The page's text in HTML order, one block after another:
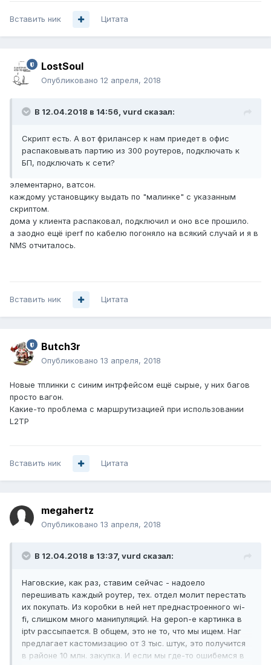
Вставить ник Цитата
LostSoul
Опубликовано 12 апреля, 2018
В 12.04.2018 в 14:56, vurd сказал:
Скрипт есть. А вот фрилансер к нам приедет в офис
распаковывать партию из 300 роутеров, подключать к
БП, подключать к сети?
элементарно, ватсон.
каждому установщику выдать по "малинке" с указанным
скриптом.
дома у клиента распаковал, подключил и оно все прошило.
а заодно ещё iperf по кабелю погоняло на всякий случай и я в
NMS отчиталось.
Вставить ник Цитата
Butch3r
Опубликовано 13 апреля, 2018
Новые тплинки с синим интрфейсом ещё сырые, у них багов
просто вагон.
Какие-то проблема с маршрутизацией при использовании
L2TP
Вставить ник Цитата
megahertz
Опубликовано 13 апреля, 2018
В 12.04.2018 в 13:37, vurd сказал:
Наговские, как раз, ставим сейчас - надоело
перешивать каждый роутер, тех. отдел молит перестать
их покупать. Из коробки в ней нет преднастроенного wi-
fi, слишком много манипуляций. На gepon-е картинка в
iptv рассыпается. В общем, это не то, что мы ищем. Наг
предлагает кастомизацию от 3 тыс. штук, это получится
в районе 10 млн. закупка. И если мы где-то ошибемся в